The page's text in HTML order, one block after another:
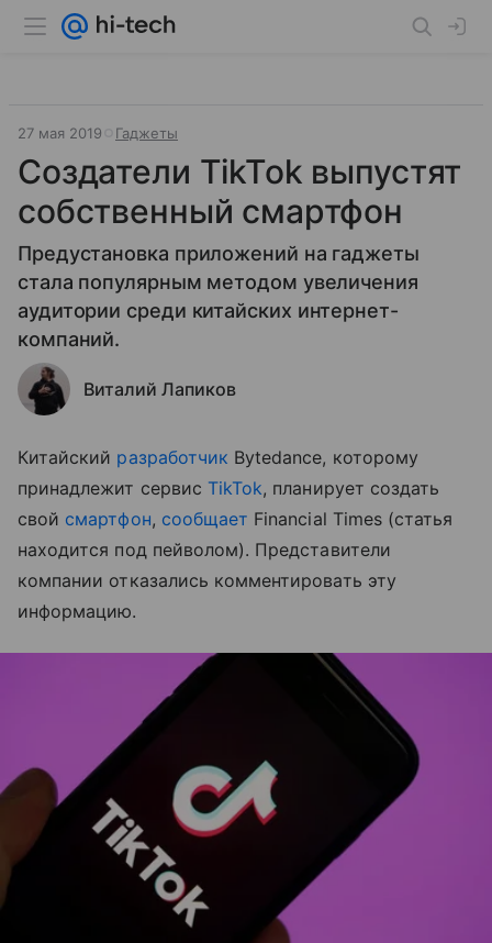
27 мая 2019 Гаджеты
Создатели TikTok выпустят
собственный смартфон
Предустановка приложений на гаджеты
стала популярным методом увеличения
аудитории среди китайских интернет-
компаний.
Виталий Лапиков
Китайский разработчик Bytedance, которому
принадлежит сервис TikTok, планирует создать
свой смартфон, сообщает Financial Times (статья
находится под пейволом). Представители
компании отказались комментировать эту
информацию.